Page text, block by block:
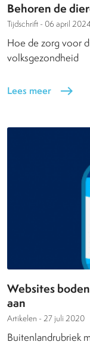
Behoren de
Tijdschrift - 06 april
Hoe de zorg voor
volksgezondheid
Lees meer east
Websites
aan
Artikelen - 27 juli 2020
Buitenlandrubriek